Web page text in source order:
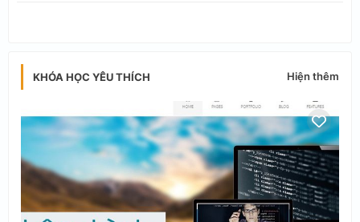
KHÓA HỌC YÊU THÍCH Hiện thêm